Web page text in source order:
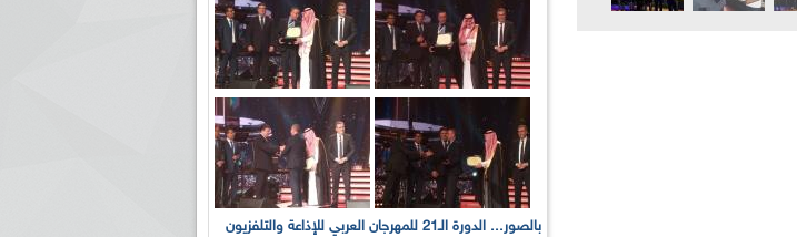
بالصور... الدورة الـ21 للمهرجان العربي للإذاعة والتلفزيون